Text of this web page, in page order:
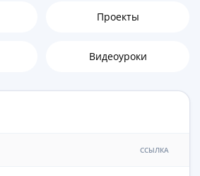
Проекты
Видеоуроки
ССЫЛКА